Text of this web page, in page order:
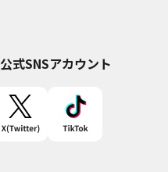
公式SNSアカウント